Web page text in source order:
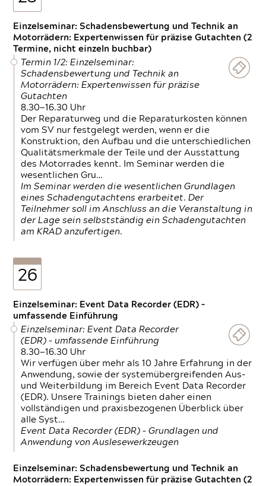
Einzelseminar: Schadensbewertung und Technik an
Motorrädern: Expertenwissen für präzise Gutachten (2
Termine, nicht einzeln buchbar)
Termin 1/2: Einzelseminar:
Schadensbewertung und Technik an
Motorrädern: Expertenwissen für präzise
Gutachten
8.30—16.30 Uhr
Der Reparaturweg und die Reparaturkosten können
vom SV nur festgelegt werden, wenn er die
Konstruktion, den Aufbau und die unterschiedlichen
Qualitätsmerkmale der Teile und der Ausstattung
des Motorrades kennt. Im Seminar werden die
wesentlichen Gru…
Im Seminar werden die wesentlichen Grundlagen
eines Schadengutachtens erarbeitet. Der
Teilnehmer soll im Anschluss an die Veranstaltung in
der Lage sein selbstständig ein Schadengutachten
am KRAD anzufertigen.
26
Einzelseminar: Event Data Recorder (EDR) –
umfassende Einführung
Einzelseminar: Event Data Recorder
(EDR) – umfassende Einführung
8.30—16.30 Uhr
Wir verfügen über mehr als 10 Jahre Erfahrung in der
Anwendung, sowie der systemübergreifenden Aus-
und Weiterbildung im Bereich Event Data Recorder
(EDR). Unsere Trainings bieten daher einen
vollständigen und praxisbezogenen Überblick über
alle Syst…
Event Data Recorder (EDR) – Grundlagen und
Anwendung von Auslesewerkzeugen
Einzelseminar: Schadensbewertung und Technik an
Motorrädern: Expertenwissen für präzise Gutachten (2